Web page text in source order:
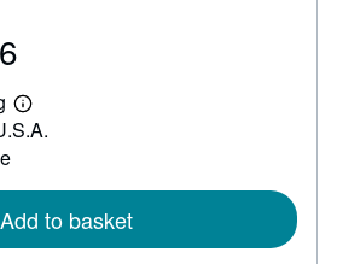
Learn
more
Add to basket